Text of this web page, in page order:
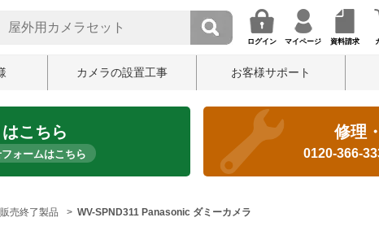
ログイン マイページ 資料請求
カメラの設置工事 お客様サポート
こちら
ォームはこちら
修理
0120-366-
販売終了製品 WV-SPND311 Panasonic ダミーカメラ